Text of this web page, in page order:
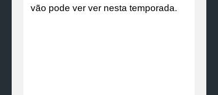
vão pode ver ver nesta temporada.